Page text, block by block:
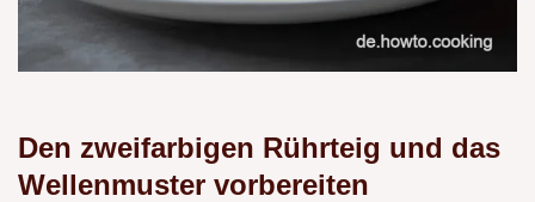
Den zweifarbigen Rührteig und das
Wellenmuster vorbereiten